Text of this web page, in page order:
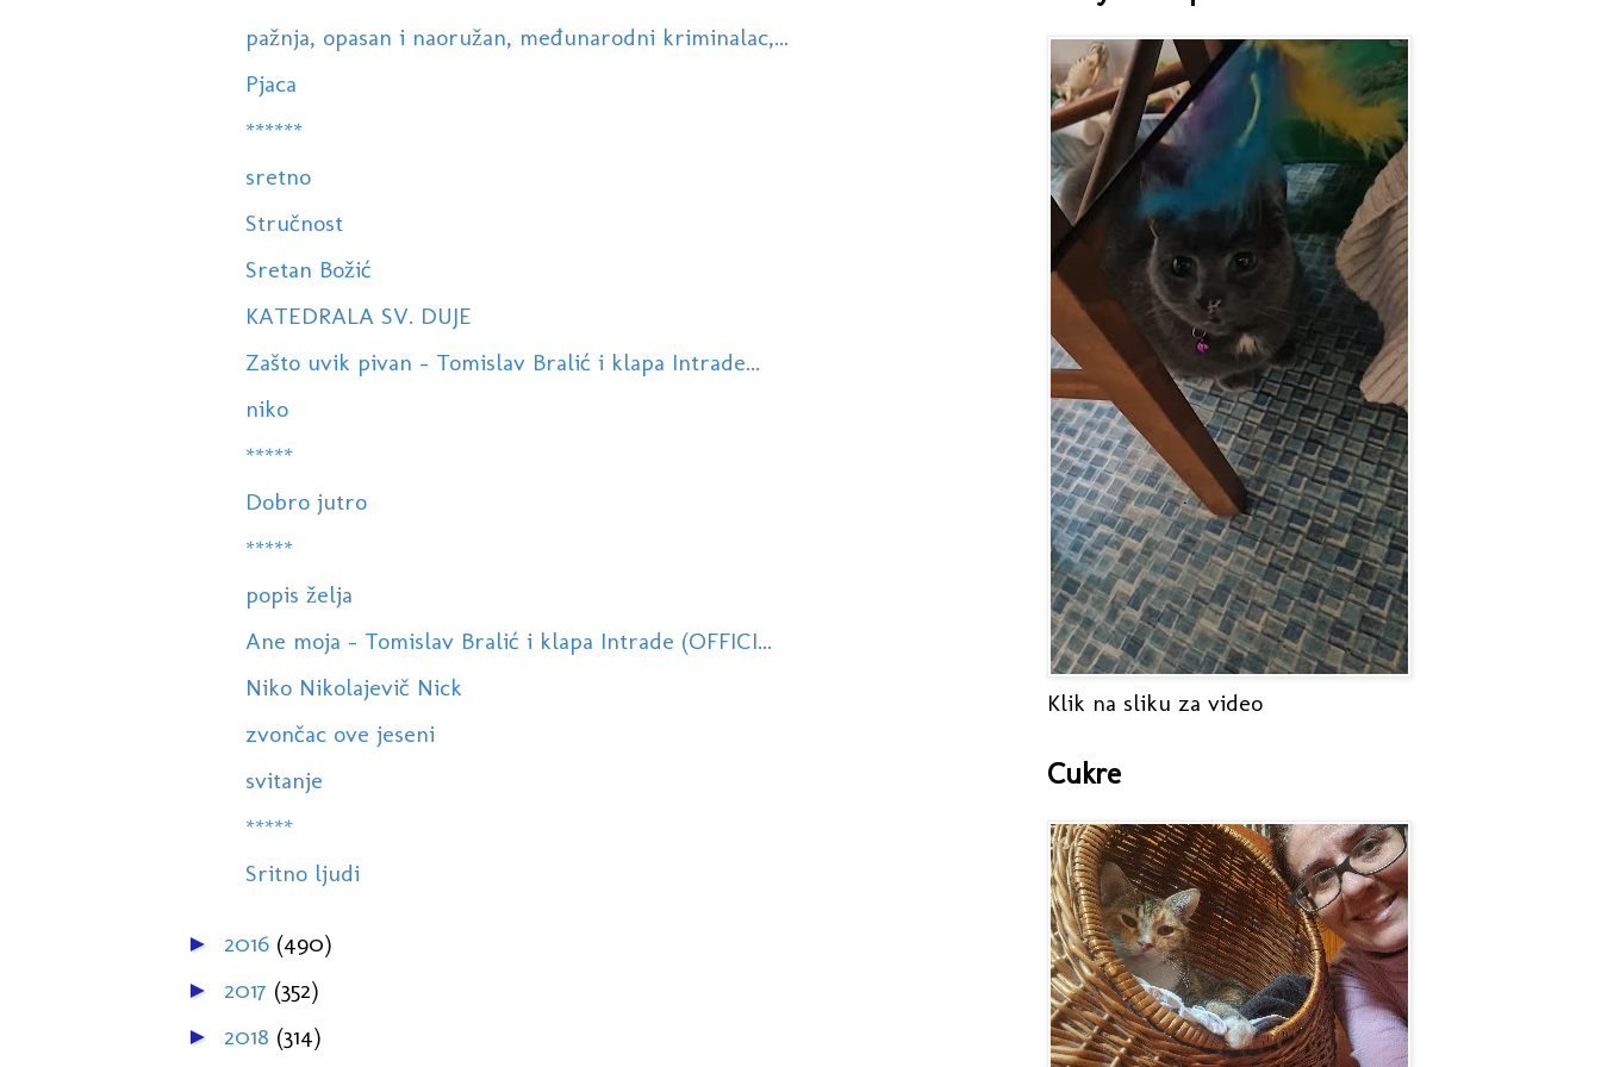
pažnja, opasan i naoružan, međunarodni kriminalac,...
Pjaca
******
sretno
Stručnost
Sretan Božić
KATEDRALA SV. DUJE
Zašto uvik pivan - Tomislav Bralić i klapa Intrade...
niko
*****
Dobro jutro
*****
popis želja
Ane moja - Tomislav Bralić i klapa Intrade (OFFICI...
Niko Nikolajevič Nick
zvončac ove jeseni
svitanje
*****
Sritno ljudi
► 2016 (490)
► 2017 (352)
► 2018 (314)
Klik na sliku za video
Cukre